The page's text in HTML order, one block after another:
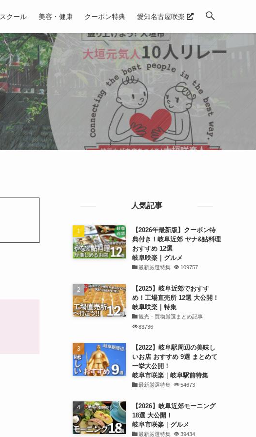
スクール 美容・健康 クーポン特典 愛知名古屋咲楽
人気記事
【2026年最新版】クーポン特
典付き！岐阜近郊 ヤナ&鮎料理
おすすめ 12選
岐阜咲楽｜グルメ
最新厳選特集 109757
【2025】岐阜近郊でおすす
め！工場直売所 12選 大公開！
岐阜咲楽｜特集
観光・買物厳選まとめ記事
83736
【2022】岐阜駅周辺の美味し
いお店 おすすめ 9選 まとめて
一挙大公開！
岐阜市咲楽｜岐阜駅前特集
最新厳選特集 54673
【2026】岐阜近郊モーニング
18選 大公開！
岐阜市咲楽｜グルメ
最新厳選特集 39434